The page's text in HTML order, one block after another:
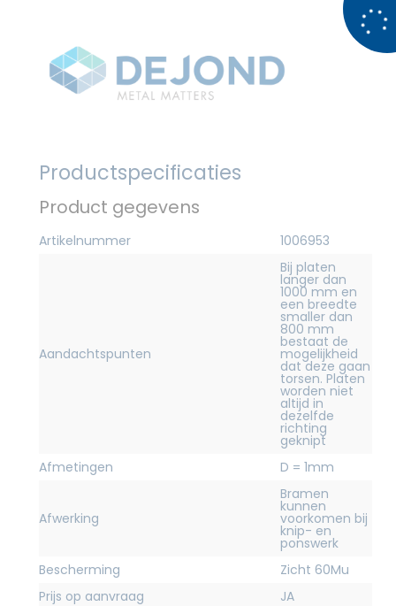
Productspecificaties
Product gegevens
Artikelnummer 1006953
Aandachtspunten
Bij platen
langer dan
1000 mm en
een breedte
smaller dan
800 mm
bestaat de
mogelijkheid
dat deze gaan
torsen. Platen
worden niet
altijd in
dezelfde
richting
geknipt
Afmetingen
D = 1mm
Afwerking
Bramen
kunnen
voorkomen bij
knip- en
ponswerk
Bescherming
Zicht 60Mu
Prijs op aanvraag
JA